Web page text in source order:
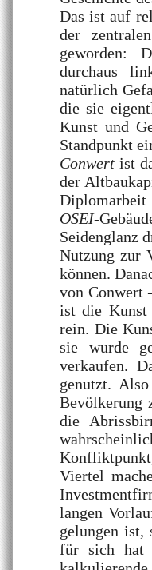
Das ist auf
der
geworden:
durchaus
natürlich
die sie
Kunst und
Standpunkt
Conwertist
der
Diplomarbeit
OSEI-
Seidenglanz
Nutzung zur
können.
von Conwert
ist die Kunst
rein. Die
sie wurde
verkaufen.
genutzt.
Bevölkerung
die
Viertel
langen
gelungen ist,
für sich hat